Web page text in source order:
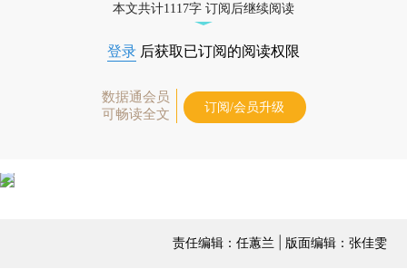
本文共计1117字 订阅后继续阅读
登录 后获取已订阅的阅读权限
数据通会员
可畅读全文
订阅/会员升级
责任编辑：任蕙兰 | 版面编辑：张佳雯